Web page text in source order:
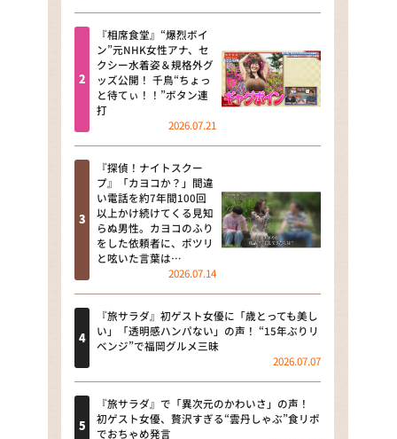
news おかえり
河合＆A.B.C-Z塚田×福井アナ
「なんでやねん！？」（news お
かえり）
DAIGOも台所 ～きょうの献立 何
にする？～
本日はダイアンなり！シーズン２
朝だ！生です旅サラダ
教えて！ニュースライブ 正義の
ミカタ
ＬＩＦＥ～夢のカタチ～
新婚さんいらっしゃい！
ザキ山小屋本館
『相席食堂』“爆烈ボイ
ン”元NHK女性アナ、セ
クシー水着姿＆規格外グ
ッズ公開！ 千鳥“ちょっ
と待てぃ！！”ボタン連
打
2026.07.21
『探偵！ナイトスクー
プ』「カヨコか？」間違
い電話を約7年間100回
以上かけ続けてくる見知
らぬ男性。カヨコのふり
をした依頼者に、ポツリ
と呟いた言葉は…
2026.07.14
『旅サラダ』初ゲスト女優に「歳とっても美し
い」「透明感ハンパない」の声！ “15年ぶりリ
ベンジ”で福岡グルメ三昧
2026.07.07
『旅サラダ』で「異次元のかわいさ」の声！
初ゲスト女優、贅沢すぎる“雲丹しゃぶ”食リポ
でおちゃめ発言